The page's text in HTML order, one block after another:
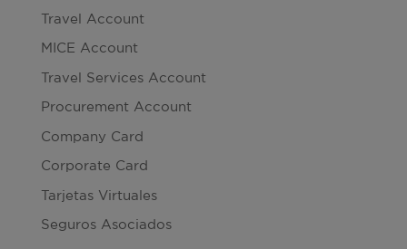
Travel Account
MICE Account
Travel Services Account
Procurement Account
Company Card
Corporate Card
Tarjetas Virtuales
Seguros Asociados